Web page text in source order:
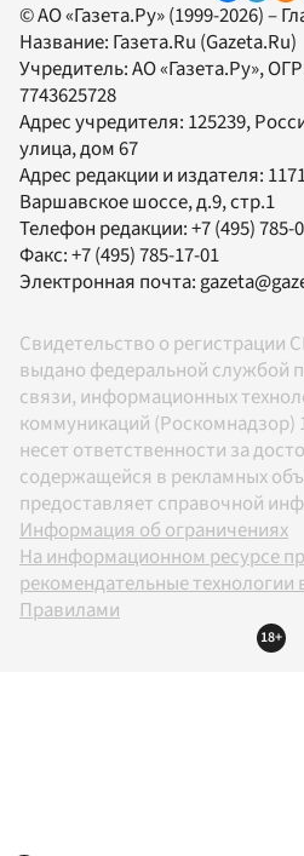
© АО «Газета.Ру» (1999-2026) –
Название: Газета.Ru (Gazeta.Ru)
Учредитель:АО «Газета.Ру»,
7743625728
Адрес учредителя: 125239,
улица, дом 67
Адрес редакции и издателя:
Варшавское шоссе, д.9, стр.1
Телефон редакции:+7 (495) 785-
Факс:+7 (495) 785-17-01
Электронная почта:
Свидетельство о
выдано федеральной службой
связи, информационных
коммуникаций (Роскомнадзор)
несет ответственности за
содержащейся в рекламных
предоставляет справочной
Информация об ограничениях
На информационном ресурсе
рекомендательные технологии
Правилами
18+